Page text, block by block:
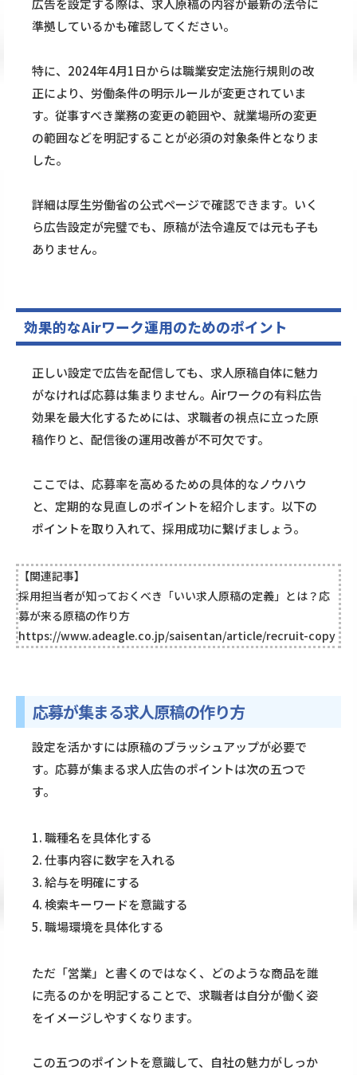
広告を設定する際は、求人原稿の内容が最新の法令に
準拠しているかも確認してください。
特に、2024年4月1日からは職業安定法施行規則の改
正により、労働条件の明示ルールが変更されていま
す。従事すべき業務の変更の範囲や、就業場所の変更
の範囲などを明記することが必須の対象条件となりま
した。
詳細は厚生労働省の公式ページで確認できます。いく
ら広告設定が完璧でも、原稿が法令違反では元も子も
ありません。
効果的なAirワーク運用のためのポイント
正しい設定で広告を配信しても、求人原稿自体に魅力
がなければ応募は集まりません。Airワークの有料広告
効果を最大化するためには、求職者の視点に立った原
稿作りと、配信後の運用改善が不可欠です。
ここでは、応募率を高めるための具体的なノウハウ
と、定期的な見直しのポイントを紹介します。以下の
ポイントを取り入れて、採用成功に繋げましょう。
【関連記事】
採用担当者が知っておくべき「いい求人原稿の定義」とは？応
募が来る原稿の作り方
https://www.adeagle.co.jp/saisentan/article/recruit-copy
応募が集まる求人原稿の作り方
設定を活かすには原稿のブラッシュアップが必要で
す。応募が集まる求人広告のポイントは次の五つで
す。
1. 職種名を具体化する
2. 仕事内容に数字を入れる
3. 給与を明確にする
4. 検索キーワードを意識する
5. 職場環境を具体化する
ただ「営業」と書くのではなく、どのような商品を誰
に売るのかを明記することで、求職者は自分が働く姿
をイメージしやすくなります。
この五つのポイントを意識して、自社の魅力がしっか